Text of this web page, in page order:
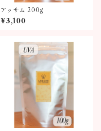
アッサム 200g
¥3,100